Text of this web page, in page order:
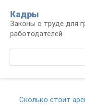
контенту
Кадры
Законы о труде для
работодателей
Сколько стоит